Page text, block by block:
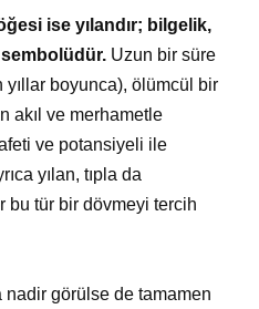
ise yılandır; bilgelik,
Uzun bir süre
yıllar boyunca), ölümcül bir
akıl ve merhametle
ve potansiyeli ile
yılan, tıpla da
bu tür bir dövmeyi tercih
görülse de tamamen